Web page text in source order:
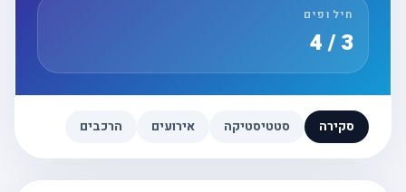
חילופים
3 / 4
סקירה סטטיסטיקה אירועים הרכבים